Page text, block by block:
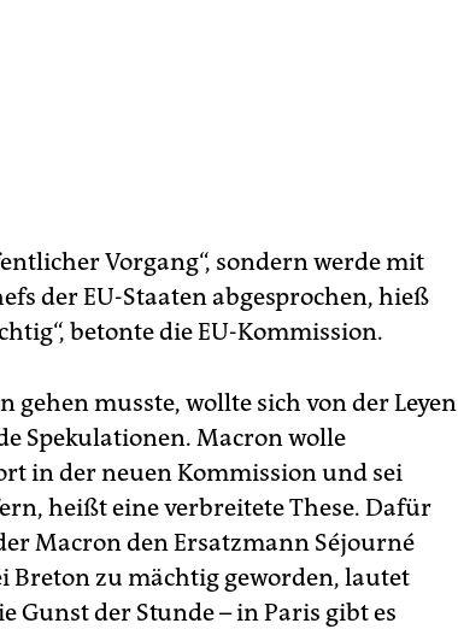
Vorgang“, sondern werde mit
der EU-Staaten abgesprochen, hieß
betonte die EU-Kommission.
gehen musste, wollte sich von der Leyen
Spekulationen. Macron wolle
in der neuen Kommission und sei
heißt eine verbreitete These. Dafür
Macron den Ersatzmann Séjourné
Breton zu mächtig geworden, lautet
Gunst der Stunde – in Paris gibt es